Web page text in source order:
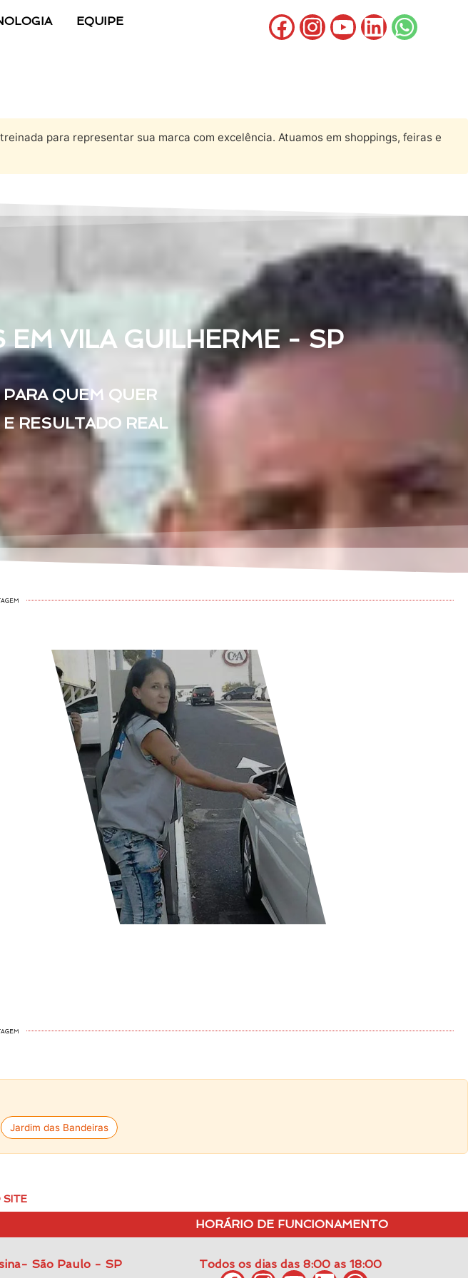
EQUIPE
para representar sua marca com excelência. Atuamos em shoppings, feiras e
EM VILA GUILHERME - SP
QUEM QUER
RESULTADO REAL
Jardim das Bandeiras
SITE
HORÁRIO DE FUNCIONAMENTO
São Paulo - SP Todos os dias das 8:00 as 18:00